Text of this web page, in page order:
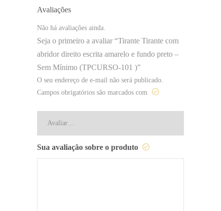
Avaliações
Não há avaliações ainda.
Seja o primeiro a avaliar “Tirante Tirante com
abridor direito escrita amarelo e fundo preto –
Sem Mínimo (TPCURSO-101 )”
O seu endereço de e-mail não será publicado.
Campos obrigatórios são marcados com
Sua avaliação sobre o produto